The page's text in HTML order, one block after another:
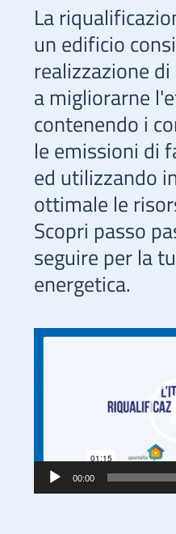
La
un edificio
realizzazione
a migliorarne
contenendo i
le emissioni di
ed utilizzando
ottimale le
Scopri passo
seguire per la
energetica.
Video
00:00